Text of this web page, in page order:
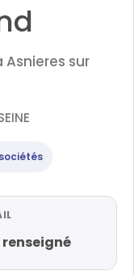
sur
renseigné